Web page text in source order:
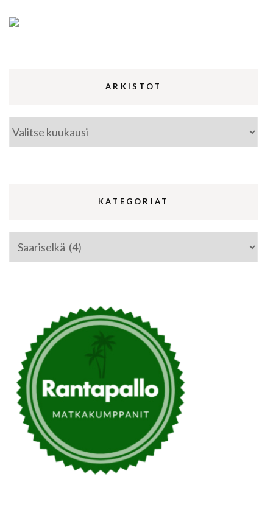
ARKISTOT
Arkistot
KATEGORIAT
Kategoriat